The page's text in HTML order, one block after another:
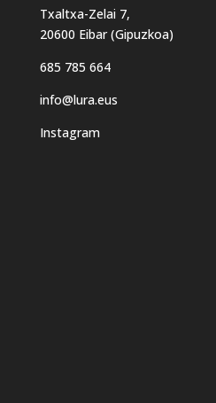
Txaltxa-Zelai 7,
20600 Eibar (Gipuzkoa)
685 785 664
info@lura.eus
Instagram